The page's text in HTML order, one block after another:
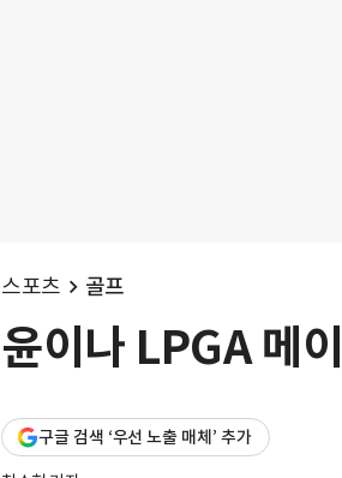
스포츠 골프
윤이나 LPGA 메
구글 검색 ‘우선 노출 매체’ 추가